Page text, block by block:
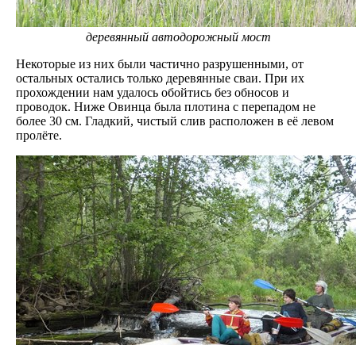
деревянный автодорожный мост
Некоторые из них были частично разрушенными, от
остальных остались только деревянные сваи. При их
прохождении нам удалось обойтись без обносов и
проводок. Ниже Овинца была плотина с перепадом не
более 30 см. Гладкий, чистый слив расположен в её левом
пролёте.